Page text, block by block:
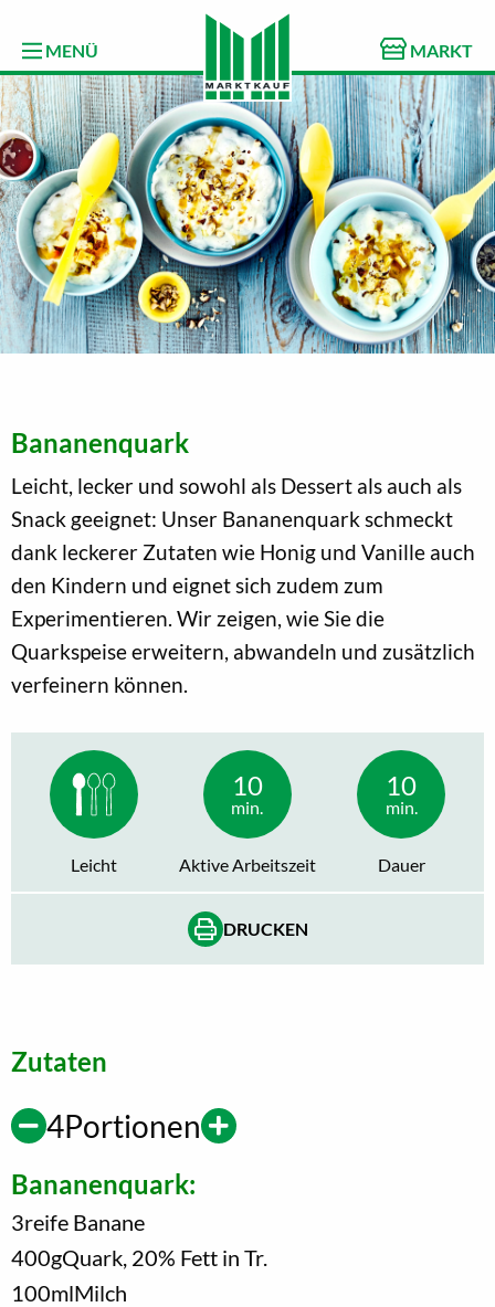
MENÜ MARKT
Bananenquark
Leicht, lecker und sowohl als Dessert als auch als
Snack geeignet: Unser Bananenquark schmeckt
dank leckerer Zutaten wie Honig und Vanille auch
den Kindern und eignet sich zudem zum
Experimentieren. Wir zeigen, wie Sie die
Quarkspeise erweitern, abwandeln und zusätzlich
verfeinern können.
Leicht
10
min.
Aktive Arbeitszeit
10
min.
Dauer
DRUCKEN
Zutaten
4Portionen
Bananenquark:
3reife Banane
400gQuark, 20% Fett in Tr.
100mlMilch